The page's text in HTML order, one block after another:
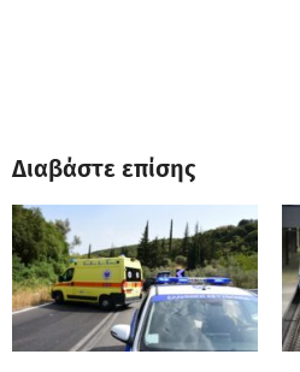
Διαβάστε επίσης